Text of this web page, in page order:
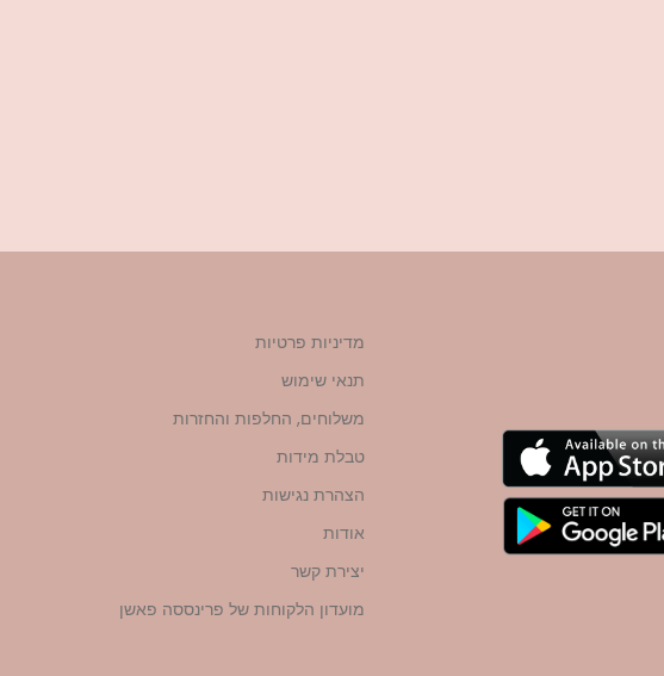
מדיניות פרטיות
תנאי שימוש
משלוחים, החלפות והחזרות
טבלת מידות
הצהרת נגישות
אודות
יצירת קשר
מועדון הלקוחות של פרינססה פאשן